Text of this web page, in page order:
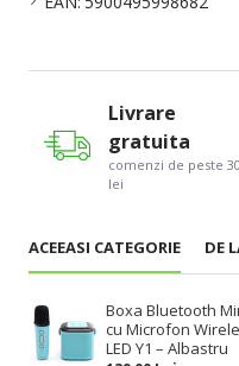
ACEEASI CATEGORIE DE
Boxa Bluetooth
cu Microfon
LED Y1 – Albastru
Livrare
gratuita
comenzi de peste
lei